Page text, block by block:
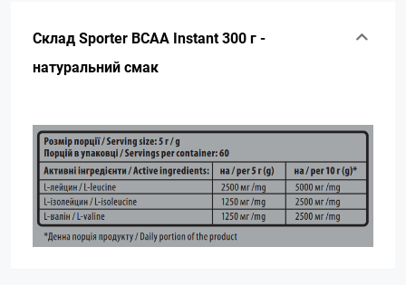
Склад Sporter BCAA Instant 300 г -
натуральний смак